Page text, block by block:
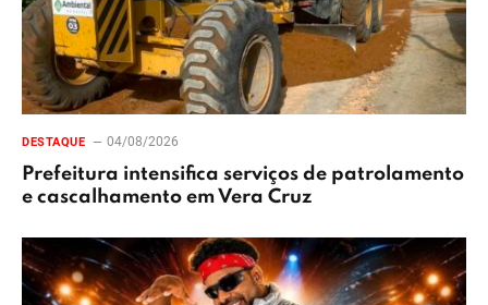
DESTAQUE 04/08/2026
Prefeitura intensifica serviços de patrolamento
e cascalhamento em Vera Cruz